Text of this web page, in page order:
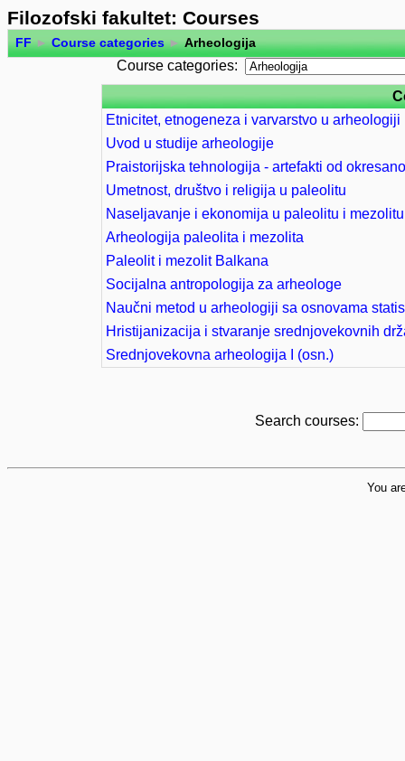
Filozofski fakultet: Courses
FF ► Course categories ►Arheologija
Course categories:
Etnicitet, etnogeneza i varvarstvo u arheologiji
Uvod u studije arheologije
Praistorijska tehnologija - artefakti od
Umetnost, društvo i religija u paleolitu
Naseljavanje i ekonomija u paleolitu i mezolitu
Arheologija paleolita i mezolita
Paleolit i mezolit Balkana
Socijalna antropologija za arheologe
Naučni metod u arheologiji sa osnovama
Hristijаnizаcijа i stvаrаnje srednjovekovnih
Srednjovekovnа аrheologijа I (osn.)
Search courses:
You